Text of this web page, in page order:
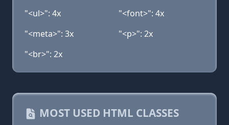
"<ul>": 4x
"<font>": 4x
"<meta>": 3x
"<p>": 2x
"<br>": 2x
MOST USED HTML CLASSES